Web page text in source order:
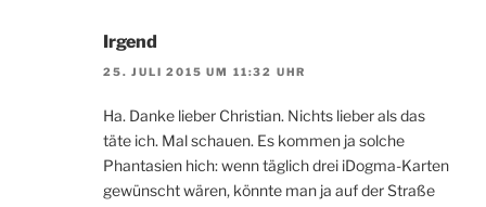
Irgend
25. JULI 2015 UM 11:32 UHR
Ha. Danke lieber Christian. Nichts lieber als das
täte ich. Mal schauen. Es kommen ja solche
Phantasien hich: wenn täglich drei iDogma-Karten
gewünscht wären, könnte man ja auf der Straße